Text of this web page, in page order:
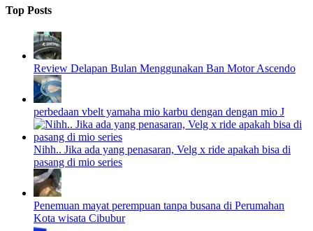
Top Posts
Review Delapan Bulan Menggunakan Ban Motor Ascendo
perbedaan vbelt yamaha mio karbu dengan dengan mio J
Nihh.. Jika ada yang penasaran, Velg x ride apakah bisa di
pasang di mio series
Penemuan mayat perempuan tanpa busana di Perumahan
Kota wisata Cibubur